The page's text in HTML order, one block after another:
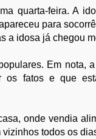
quarta-feira. A
para
a idosa já chegou
Em nota,
os fatos e que
onde vendia
todos os